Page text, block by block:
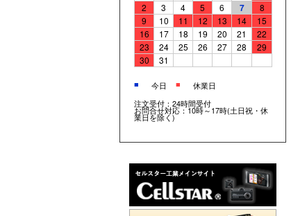
2
3 4 5 6 7
8
9
10 11 12 13 14
15
16
17 18 19 20 21
22
23
24 25 26 27 28
29
30
31
■ 今日 ■
休業日
注文受付：24時間受付
お問合せ対応：10時～17時(土日祝・休
業日を除く)